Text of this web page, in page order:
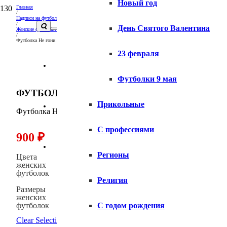
Новый год
День Святого Валентина
23 февраля
Футболки 9 мая
Прикольные
С профессиями
Регионы
Религия
С годом рождения
Главная
/
Надписи на футболках и толстовках
/
Женские футболки с надписями
/
Футболка Не гони женская
ФУТБОЛКА НЕ ГОНИ ЖЕНСКАЯ
Футболка Не гони женская купить
900 ₽
Цвета
женских
футболок
Размеры
женских
футболок
Clear Selection